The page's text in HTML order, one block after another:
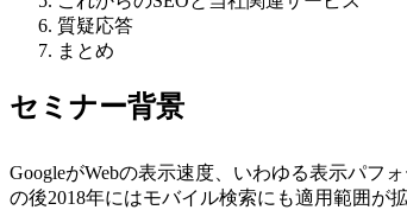
質疑応答
まとめ
セミナー背景
GoogleがWebの表示速度、いわゆる表示パフ
の後2018年にはモバイル検索にも適用範囲が